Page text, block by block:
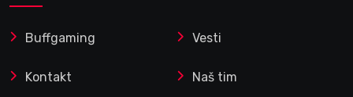
Buffgaming Vesti
Kontakt Naš tim